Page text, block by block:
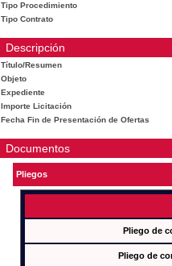
Tipo Procedimiento
Tipo Contrato
Descripción
Título/Resumen
Objeto
Expediente
Importe Licitación
Fecha Fin de Presentación de Ofertas
Documentos
Pliegos
Pliego de
Pliego de